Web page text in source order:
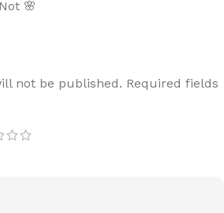
🌸
not be published. Required fields